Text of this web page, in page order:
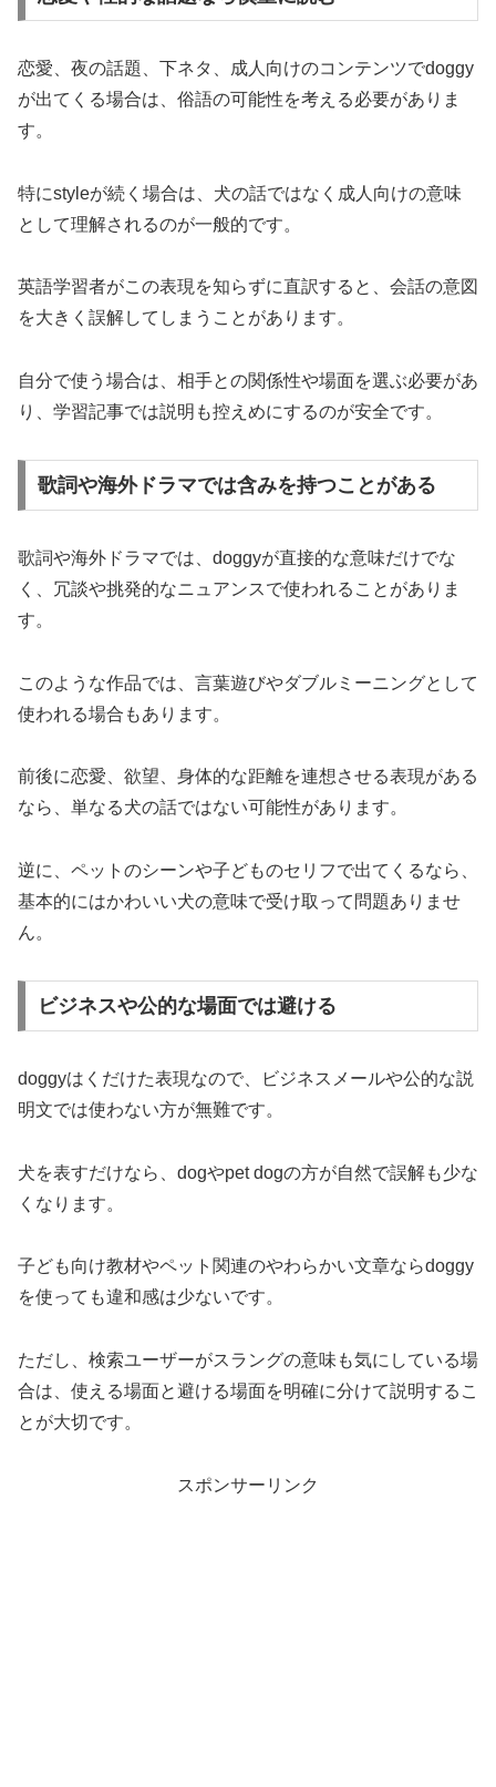
恋愛、夜の話題、下ネタ、成人向けのコンテンツでdoggy
が出てくる場合は、俗語の可能性を考える必要がありま
す。
特にstyleが続く場合は、犬の話ではなく成人向けの意味
として理解されるのが一般的です。
英語学習者がこの表現を知らずに直訳すると、会話の意図
を大きく誤解してしまうことがあります。
自分で使う場合は、相手との関係性や場面を選ぶ必要があ
り、学習記事では説明も控えめにするのが安全です。
歌詞や海外ドラマでは含みを持つことがある
歌詞や海外ドラマでは、doggyが直接的な意味だけでな
く、冗談や挑発的なニュアンスで使われることがありま
す。
このような作品では、言葉遊びやダブルミーニングとして
使われる場合もあります。
前後に恋愛、欲望、身体的な距離を連想させる表現がある
なら、単なる犬の話ではない可能性があります。
逆に、ペットのシーンや子どものセリフで出てくるなら、
基本的にはかわいい犬の意味で受け取って問題ありませ
ん。
ビジネスや公的な場面では避ける
doggyはくだけた表現なので、ビジネスメールや公的な説
明文では使わない方が無難です。
犬を表すだけなら、dogやpet dogの方が自然で誤解も少な
くなります。
子ども向け教材やペット関連のやわらかい文章ならdoggy
を使っても違和感は少ないです。
ただし、検索ユーザーがスラングの意味も気にしている場
合は、使える場面と避ける場面を明確に分けて説明するこ
とが大切です。
スポンサーリンク